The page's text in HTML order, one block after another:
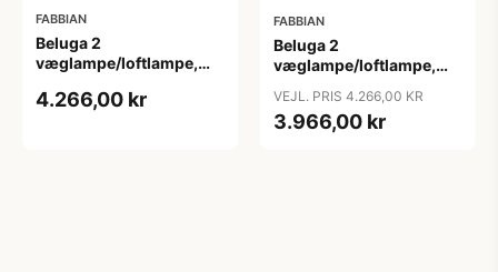
FABBIAN
Beluga 2
væglampe/loftlampe,
4.266,00 kr
FABBIAN
Beluga 2
væglampe/loftlampe,
VEJL. PRIS 4.266,00 KR
3.966,00 kr